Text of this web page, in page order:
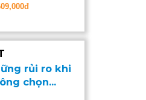
rủi ro khi
chọn...